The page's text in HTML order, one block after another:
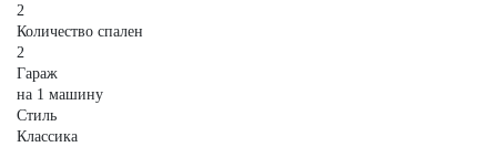
2
Количество спален
2
Гараж
на 1 машину
Стиль
Классика